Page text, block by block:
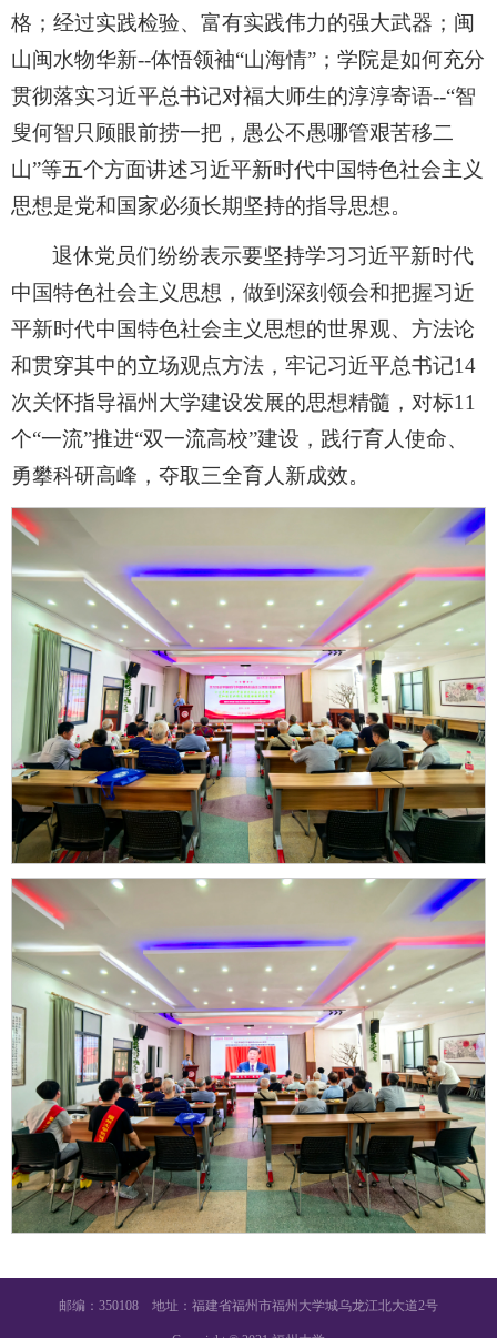
格；经过实践检验、富有实践伟力的强大武器；闽
山闽水物华新--体悟领袖“山海情”；学院是如何充分
贯彻落实习近平总书记对福大师生的淳淳寄语--“智
叟何智只顾眼前捞一把，愚公不愚哪管艰苦移二
山”等五个方面讲述习近平新时代中国特色社会主义
思想是党和国家必须长期坚持的指导思想。
退休党员们纷纷表示要坚持学习习近平新时代
中国特色社会主义思想，做到深刻领会和把握习近
平新时代中国特色社会主义思想的世界观、方法论
和贯穿其中的立场观点方法，牢记习近平总书记14
次关怀指导福州大学建设发展的思想精髓，对标11
个“一流”推进“双一流高校”建设，践行育人使命、
勇攀科研高峰，夺取三全育人新成效。
邮编：350108 地址：福建省福州市福州大学城乌龙江北大道2号